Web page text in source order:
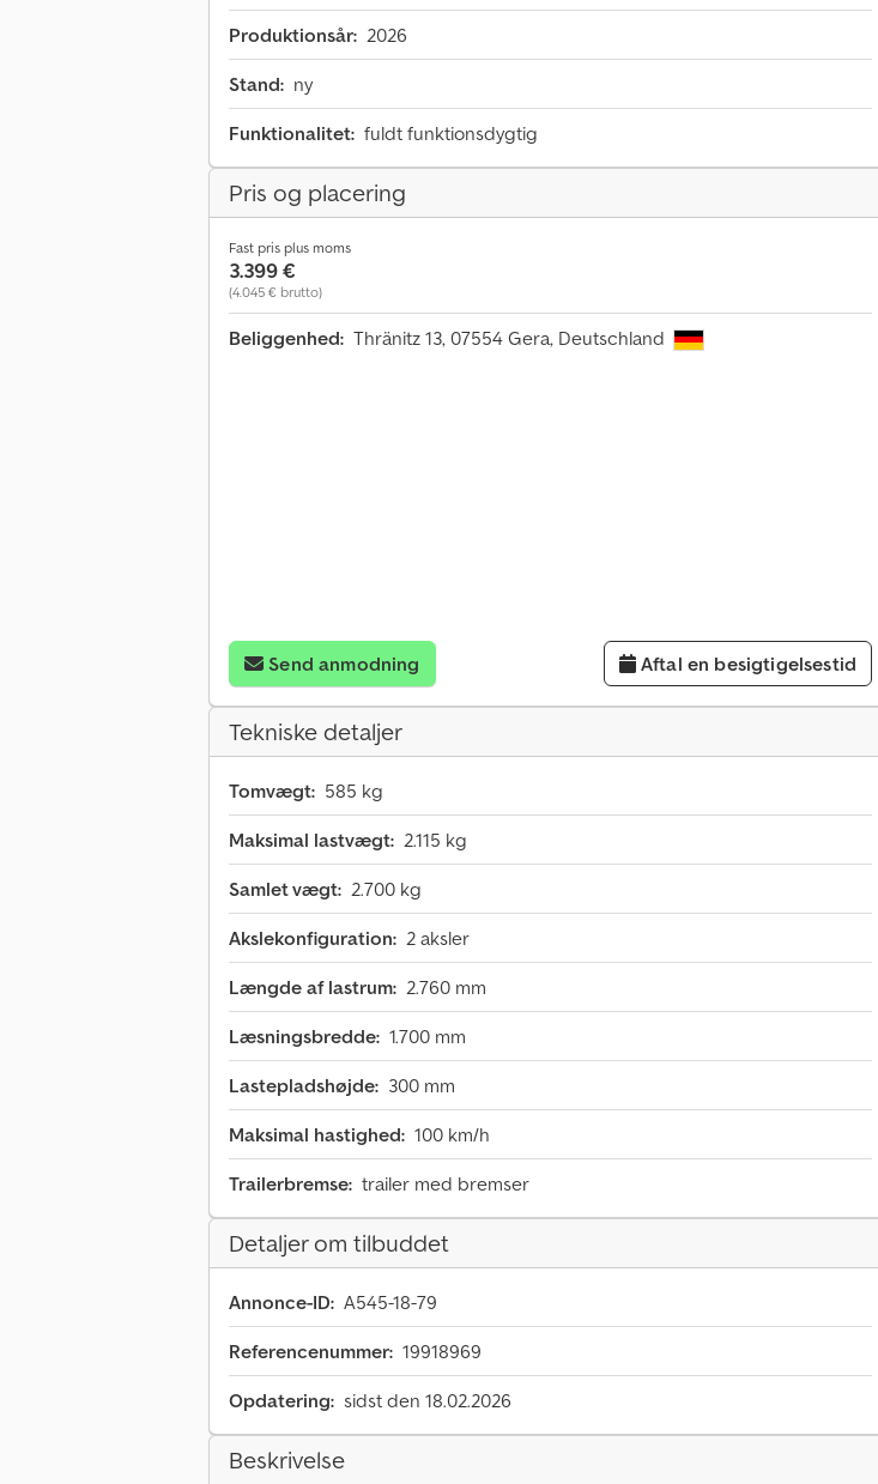
Produktionsår: 2026
Stand: ny
Funktionalitet: fuldt funktionsdygtig
Pris og placering
Fast pris plus moms
3.399 €
(4.045 € brutto)
Beliggenhed: Thränitz 13, 07554 Gera, Deutschland
Send anmodning Aftal en besigtigelsestid
Tekniske detaljer
Tomvægt: 585 kg
Maksimal lastvægt: 2.115 kg
Samlet vægt: 2.700 kg
Akslekonfiguration: 2 aksler
Længde af lastrum: 2.760 mm
Læsningsbredde: 1.700 mm
Lastepladshøjde: 300 mm
Maksimal hastighed: 100 km/h
Trailerbremse: trailer med bremser
Detaljer om tilbuddet
Annonce-ID: A545-18-79
Referencenummer: 19918969
Opdatering: sidst den 18.02.2026
Beskrivelse